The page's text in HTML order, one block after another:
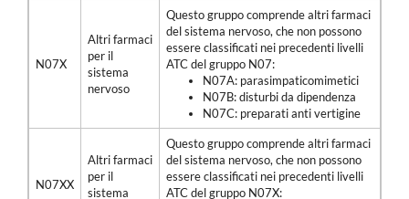
N07X
Altri farmaci
per il
sistema
nervoso
Questo gruppo comprende altri farmaci
del sistema nervoso, che non possono
essere classificati nei precedenti livelli
ATC del gruppo N07:
N07A: parasimpaticomimetici
N07B: disturbi da dipendenza
N07C: preparati anti vertigine
N07XX
Altri farmaci
per il
sistema
Questo gruppo comprende altri farmaci
del sistema nervoso, che non possono
essere classificati nei precedenti livelli
ATC del gruppo N07X: